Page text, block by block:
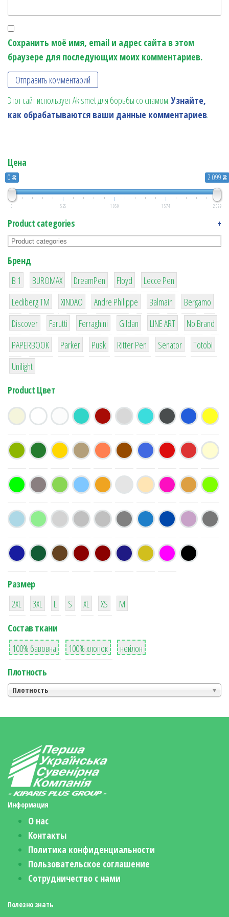
Сохранить моё имя, email и адрес сайта в этом
браузере для последующих моих комментариев.
Этот сайт использует Akismet для борьбы со спамом.Узнайте,
как обрабатываются ваши данные комментариев.
Цена
0 ₴ 2 099 ₴
0 525 1 050 1 574 2 099
Product categories +
Бренд
B 1
1
BUROMAX
1
DreamPen
2
Floyd
2
Lecce Pen
3
Lediberg ТМ
3
XINDAO
1
Andre Philippe
4
Balmain
26
Bergamo
64
Discover
299
Farutti
4
Ferraghini
42
Gildan
4
LINE ART
90
No Brand
8
PAPERBOOK
6
Parker
2
Pusk
22
Ritter Pen
15
Senator
43
Totobi
1
Unilight
Product Цвет
Размер
38
2XL
16
3XL
42
L
42
S
42
XL XS
М
Состав ткани
8
100% бавовна
36
100% хлопок
2
нейлон
Плотность
Плотность
Информация
О нас
Контакты
Политика конфиденциальности
Пользовательское соглашение
Сотрудничество с нами
Полезно знать